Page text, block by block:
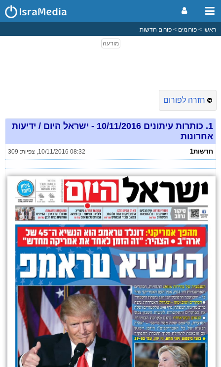
ראשי פורומים פורום חדשות
חזרה לפורום
1.
כותרות עיתונים 10/11/2016 - ישראל היום / ידיעות
אחרונות
חדשות1 10/11/2016 08:32
, צפיות: 309